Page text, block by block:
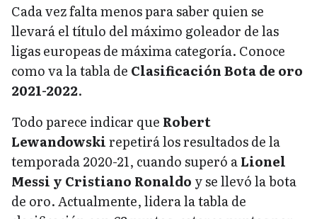
Cada vez falta menos para saber quien se
llevará el título del máximo goleador de las
ligas europeas de máxima categoría. Conoce
como va la tabla de Clasificación Bota de oro
2021-2022.
Todo parece indicar que Robert
Lewandowskirepetirá los resultados de la
temporada 2020-21, cuando superó aLionel
Messi y Cristiano Ronaldo y se llevó la bota
de oro. Actualmente, lidera la tabla de